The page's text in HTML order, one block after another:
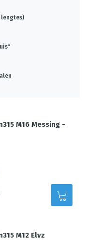
lengtes)
M16 Messing -
M12 Elvz